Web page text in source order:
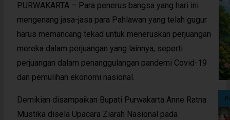
PURWAKARTA – Para penerus bangsa yang hari ini
mengenang jasa-jasa para Pahlawan yang telah gugur
harus memancang tekad untuk meneruskan perjuangan
mereka dalam perjuangan yang lainnya, seperti
perjuangan dalam penanggulangan pandemi Covid-19
dan pemulihan ekonomi nasional.
Demikian disampaikan Bupati Purwakarta Anne Ratna
Mustika disela Upacara Ziarah Nasional pada